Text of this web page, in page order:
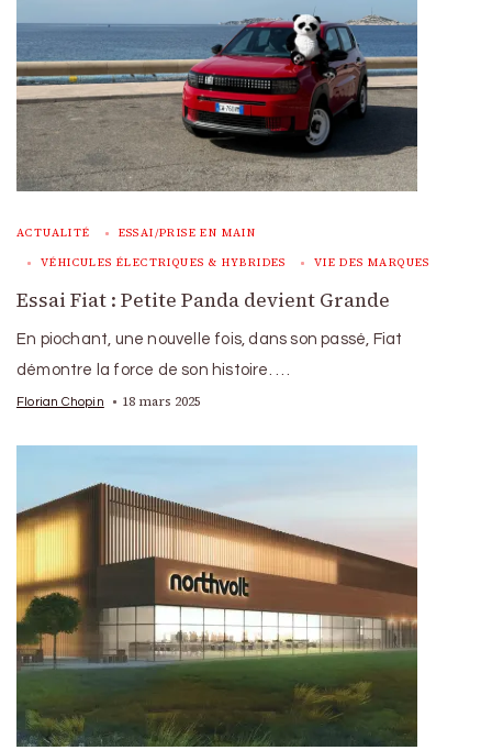
ACTUALITÉ ESSAI/PRISE EN MAIN
VÉHICULES ÉLECTRIQUES & HYBRIDES VIE DES MARQUES
Essai Fiat : Petite Panda devient Grande
En piochant, une nouvelle fois, dans son passé, Fiat
démontre la force de son histoire. …
Florian Chopin 18 mars 2025